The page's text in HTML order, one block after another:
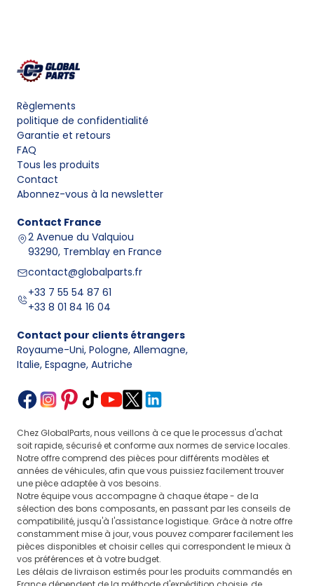
Règlements
politique de confidentialité
Garantie et retours
FAQ
Tous les produits
Contact
Abonnez-vous à la newsletter
Contact France
2 Avenue du Valquiou
93290, Tremblay en France
contact@globalparts.fr
+33 7 55 54 87 61
+33 8 01 84 16 04
Contact pour clients étrangers
Royaume-Uni, Pologne, Allemagne,
Italie, Espagne, Autriche
Chez GlobalParts, nous veillons à ce que le processus d'achat
soit rapide, sécurisé et conforme aux normes de service locales.
Notre offre comprend des pièces pour différents modèles et
années de véhicules, afin que vous puissiez facilement trouver
une pièce adaptée à vos besoins.
Notre équipe vous accompagne à chaque étape - de la
sélection des bons composants, en passant par les conseils de
compatibilité, jusqu'à l'assistance logistique. Grâce à notre offre
constamment mise à jour, vous pouvez comparer facilement les
pièces disponibles et choisir celles qui correspondent le mieux à
vos préférences et à votre budget.
Les délais de livraison estimés pour les produits commandés en